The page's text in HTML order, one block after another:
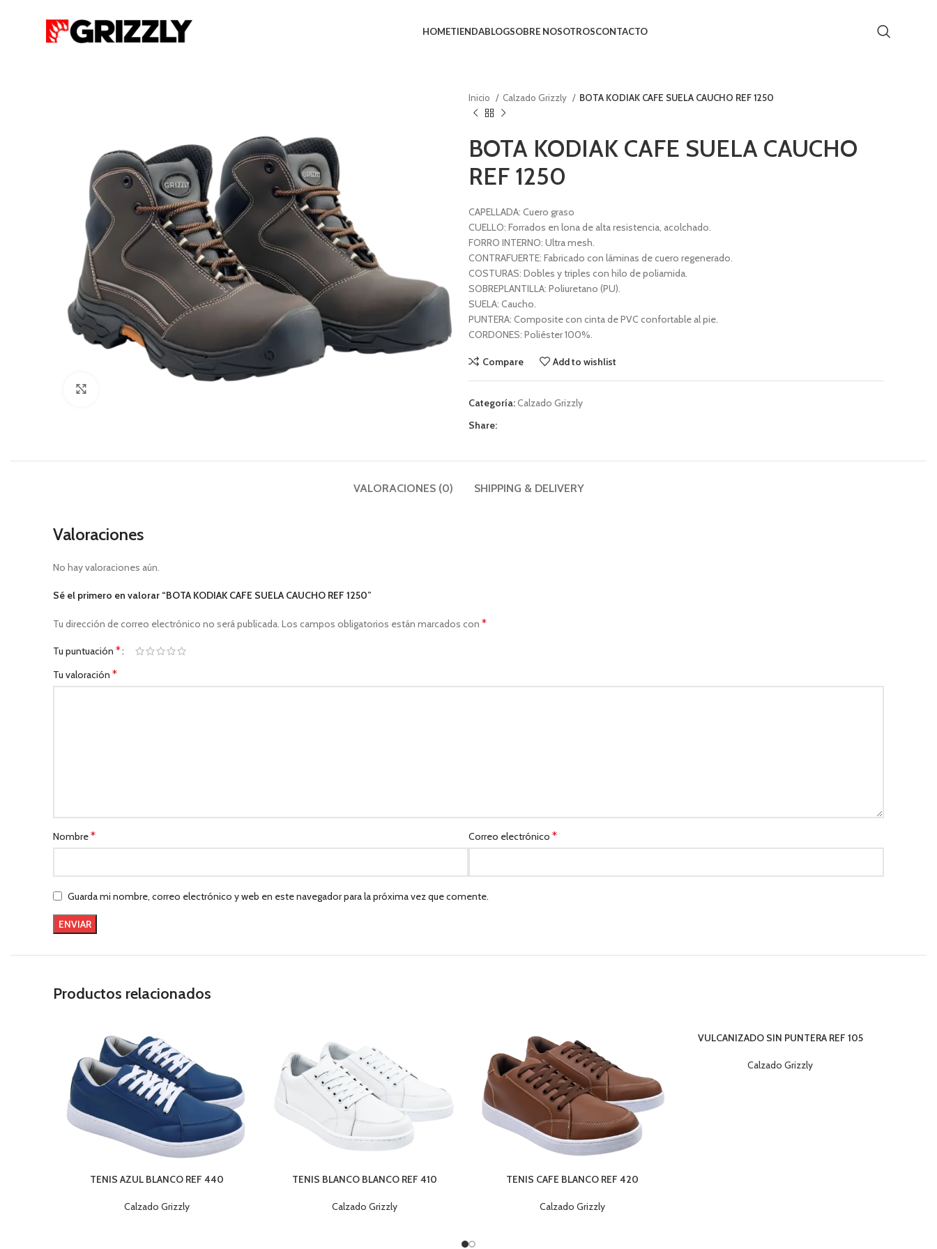
HOMETIENDABLOGSOBRE NOSOTROSCONTACTO
Inicio Calzado Grizzly BOTA KODIAK CAFE SUELA CAUCHO REF 1250
BOTA KODIAK CAFE SUELA CAUCHO
REF 1250
CAPELLADA: Cuero graso
CUELLO: Forrados en lona de alta resistencia, acolchado.
FORRO INTERNO: Ultra mesh.
CONTRAFUERTE: Fabricado con láminas de cuero regenerado.
COSTURAS: Dobles y triples con hilo de poliamida.
SOBREPLANTILLA: Poliuretano (PU).
SUELA: Caucho.
PUNTERA: Composite con cinta de PVC confortable al pie.
CORDONES: Poliéster 100%.
Compare Add to wishlist
Categoría:Calzado Grizzly
Share:
VALORACIONES (0) SHIPPING & DELIVERY
Valoraciones
No hay valoraciones aún.
Sé el primero en valorar “BOTA KODIAK CAFE SUELA CAUCHO REF 1250”
Tu dirección de correo electrónico no será publicada. Los campos obligatorios están marcados con *
Tu puntuación *
Tu valoración *
Nombre* Correo electrónico *
Guarda mi nombre, correo electrónico y web en este navegador para la próxima vez que comente.
Productos relacionados
TENIS AZUL BLANCO REF 440
Calzado Grizzly
TENIS BLANCO BLANCO REF 410
Calzado Grizzly
TENIS CAFE BLANCO REF 420
Calzado Grizzly
VULCANIZADO SIN PUNTERA REF 105
Calzado Grizzly